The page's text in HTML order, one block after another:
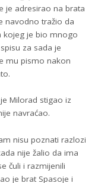
je adresirao na brata
navodno tražio da
kojeg je bio mnogo
za sada je
mu pismo nakon
Milorad stigao iz
navraćao.
nisu poznati razlozi
nije žalio da ima
čuli i razmijenili
je brat Spasoje i